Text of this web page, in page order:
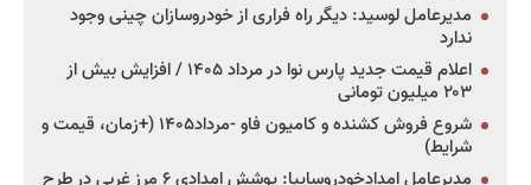
مدیرعامل لوسید: دیگر راه فراری از خودروسازان چینی وجود
ندارد
اعلام قیمت جدید پارس نوا در مرداد ۱۴۰۵ / افزایش بیش از
۲۰۳ میلیون تومانی
شروع فروش کشنده و کامیون فاو -مرداد۱۴۰۵ (+زمان، قیمت و
شرایط)